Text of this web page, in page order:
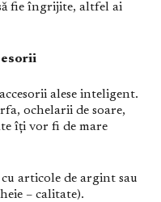
fie îngrijite, altfel ai
alese inteligent.
ochelarii de soare,
îți vor fi de mare
articole de argint sau
– calitate).